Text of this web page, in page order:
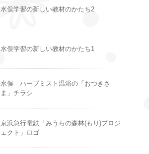
水俣学習の新しい教材のかたち2
水俣学習の新しい教材のかたち1
水俣 ハーブミスト温浴の「おつきさ
ま」チラシ
京浜急行電鉄「みうらの森林(もり)プロジ
ェクト」ロゴ